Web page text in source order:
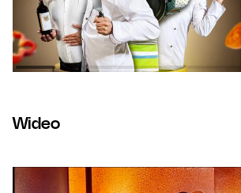
Wideo